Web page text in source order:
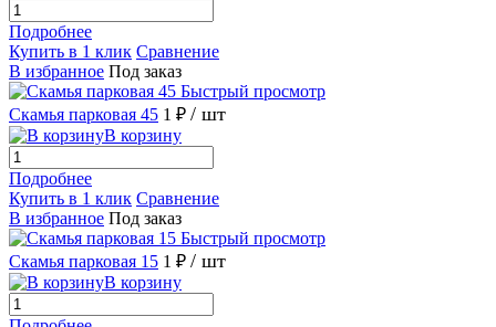
Подробнее
Купить в 1 клик Сравнение
В избранное Под заказ
Быстрый просмотр
Скамья парковая 45 1 ₽ / шт
В корзину
Подробнее
Купить в 1 клик Сравнение
В избранное Под заказ
Быстрый просмотр
Скамья парковая 15 1 ₽ / шт
В корзину